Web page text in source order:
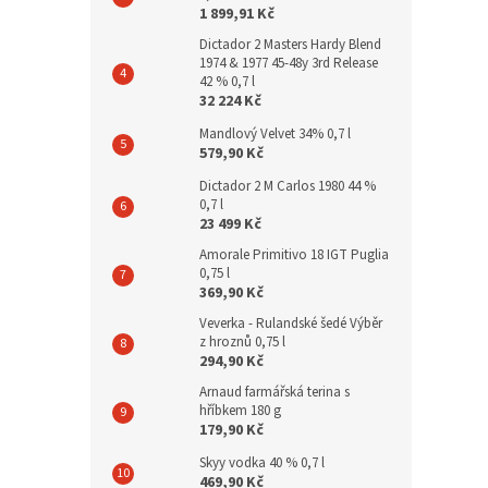
1 899,91 Kč
Dictador 2 Masters Hardy Blend
1974 & 1977 45-48y 3rd Release
42 % 0,7 l
32 224 Kč
Mandlový Velvet 34% 0,7 l
579,90 Kč
Dictador 2 M Carlos 1980 44 %
0,7 l
23 499 Kč
Amorale Primitivo 18 IGT Puglia
0,75 l
369,90 Kč
Veverka - Rulandské šedé Výběr
z hroznů 0,75 l
294,90 Kč
Arnaud farmářská terina s
hříbkem 180 g
179,90 Kč
Skyy vodka 40 % 0,7 l
469,90 Kč